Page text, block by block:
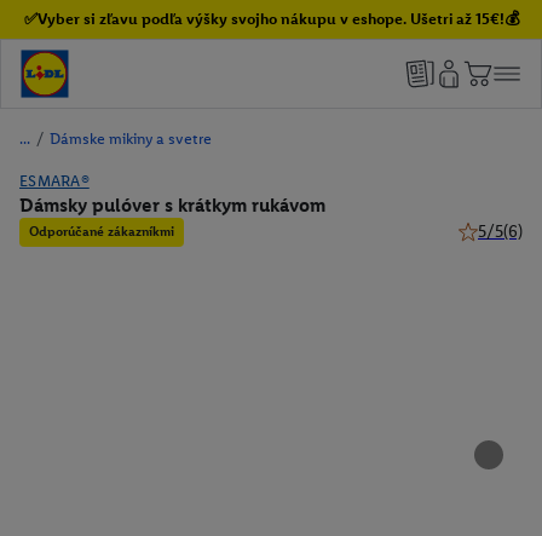
✅Vyber si zľavu podľa výšky svojho nákupu v eshope. Ušetri až 15€!💰
/ Dámske mikiny a svetre
ESMARA®
Dámsky pulóver s krátkym rukávom
Odporúčané zákazníkmi 5/5(6)